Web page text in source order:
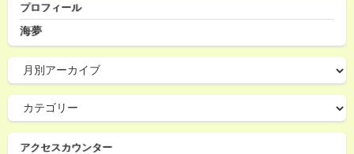
プロフィール
海夢
アクセスカウンター